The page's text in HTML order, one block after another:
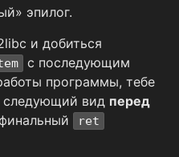
эпилог.
и добиться
с последующим
программы, тебе
следующий вид перед
ret